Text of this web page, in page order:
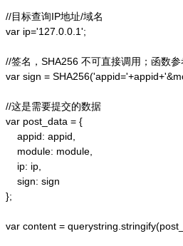
//目标查询IP地址/域名
var ip='127.0.0.1';
//签名，SHA256 不可直接调用；函数
var sign =
//这是需要提交的数据
var post_data = {
    appid: appid,
    module: module,
    ip: ip,
    sign: sign
};
var content =